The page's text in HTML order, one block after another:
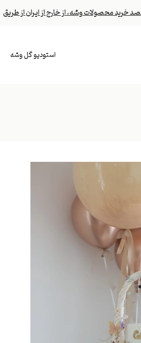
خرید محصولات وشه، از خارج از ایران از طریق
استودیو گل وشه